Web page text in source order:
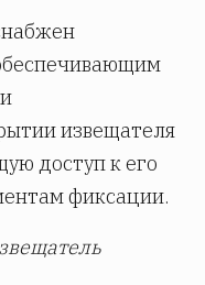
извещателя
доступ к его
фиксации.